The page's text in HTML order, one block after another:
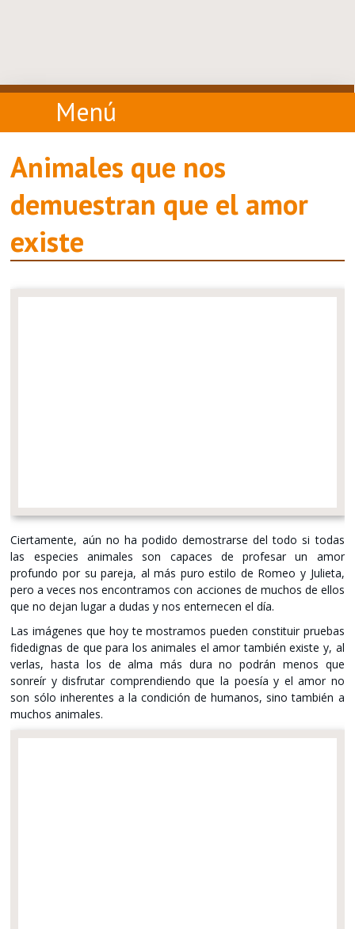
Menú
Animales que nos
demuestran que el amor
existe
Ciertamente, aún no ha podido demostrarse del todo si todas
las especies animales son capaces de profesar un amor
profundo por su pareja, al más puro estilo de Romeo y Julieta,
pero a veces nos encontramos con acciones de muchos de ellos
que no dejan lugar a dudas y nos enternecen el día.
Las imágenes que hoy te mostramos pueden constituir pruebas
fidedignas de que para los animales el amor también existe y, al
verlas, hasta los de alma más dura no podrán menos que
sonreír y disfrutar comprendiendo que la poesía y el amor no
son sólo inherentes a la condición de humanos, sino también a
muchos animales.